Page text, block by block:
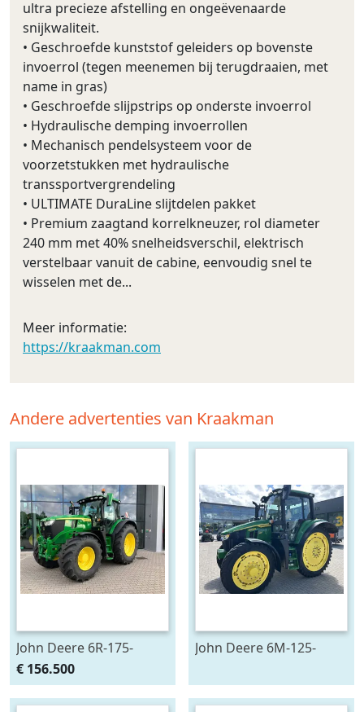
ultra precieze afstelling en ongeëvenaarde
snijkwaliteit.
• Geschroefde kunststof geleiders op bovenste
invoerrol (tegen meenemen bij terugdraaien, met
name in gras)
• Geschroefde slijpstrips op onderste invoerrol
• Hydraulische demping invoerrollen
• Mechanisch pendelsysteem voor de
voorzetstukken met hydraulische
transsportvergrendeling
• ULTIMATE DuraLine slijtdelen pakket
• Premium zaagtand korrelkneuzer, rol diameter
240 mm met 40% snelheidsverschil, elektrisch
verstelbaar vanuit de cabine, eenvoudig snel te
wisselen met de...
Meer informatie:
https://kraakman.com
Andere advertenties van Kraakman
John Deere 6R-175-
783659
€ 156.500
John Deere 6M-125-